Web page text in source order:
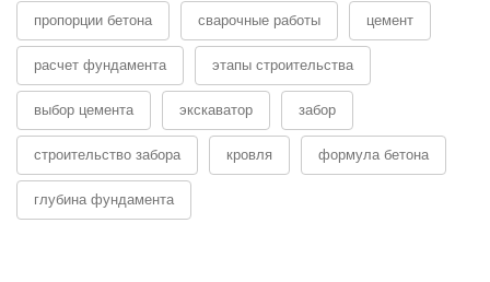
пропорции бетона сварочные работы цемент
расчет фундамента этапы строительства
выбор цемента экскаватор забор
строительство забора кровля формула бетона
глубина фундамента